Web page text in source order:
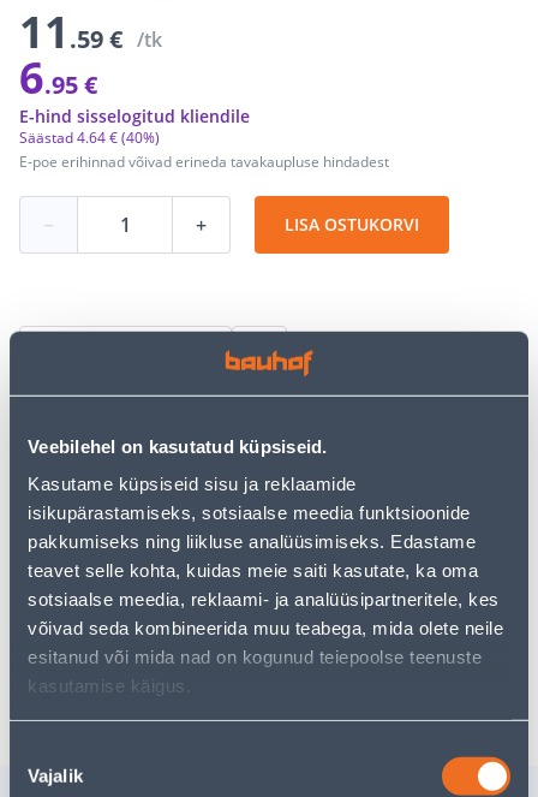
Veebilehel on kasutatud küpsiseid.
Kasutame küpsiseid sisu ja reklaamide
isikupärastamiseks, sotsiaalse meedia funktsioonide
pakkumiseks ning liikluse analüüsimiseks. Edastame
teavet selle kohta, kuidas meie saiti kasutate, ka oma
sotsiaalse meedia, reklaami- ja analüüsipartneritele, kes
võivad seda kombineerida muu teabega, mida olete neile
esitanud või mida nad on kogunud teiepoolse teenuste
kasutamise käigus.
valik
Vajalik
11 .59 € /tk
6.95 €
E-poe erihinnad võivad erineda tavakaupluse hindadest
Säästad4.64 €(40%)
E-hind sisselogitud kliendile
− + LISA OSTUKORVI
• Mõeldud metalli, alumiiniumi ja roostevaba metalli
puurimiseks.
• 14-päevane tagastusõigus.
Eeldatav kojuvedu 3,69 € al. 2-5 tööpäeva
Tarne pakiautomaati al. 2,29 € al. 2-5 tööpäeva
Poest kätte, alates 09.08.2026